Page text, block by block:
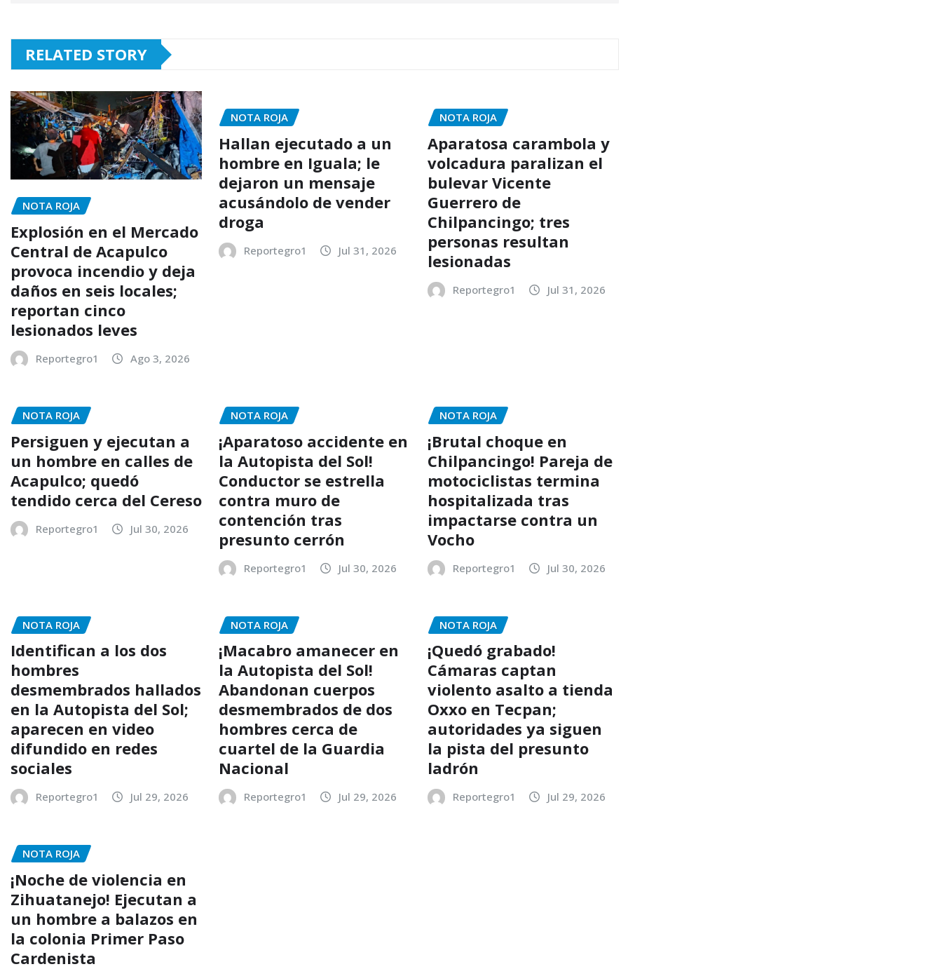
RELATED STORY
NOTA ROJA
Explosión en el Mercado
Central de Acapulco
provoca incendio y deja
daños en seis locales;
reportan cinco
lesionados leves
Reportegro1 Ago 3, 2026
NOTA ROJA
Hallan ejecutado a un
hombre en Iguala; le
dejaron un mensaje
acusándolo de vender
droga
Reportegro1 Jul 31, 2026
NOTA ROJA
Aparatosa carambola y
volcadura paralizan el
bulevar Vicente
Guerrero de
Chilpancingo; tres
personas resultan
lesionadas
Reportegro1 Jul 31, 2026
NOTA ROJA
Persiguen y ejecutan a
un hombre en calles de
Acapulco; quedó
tendido cerca del Cereso
Reportegro1 Jul 30, 2026
NOTA ROJA
¡Aparatoso accidente en
la Autopista del Sol!
Conductor se estrella
contra muro de
contención tras
presunto cerrón
Reportegro1 Jul 30, 2026
NOTA ROJA
¡Brutal choque en
Chilpancingo! Pareja de
motociclistas termina
hospitalizada tras
impactarse contra un
Vocho
Reportegro1 Jul 30, 2026
NOTA ROJA
Identifican a los dos
hombres
desmembrados hallados
en la Autopista del Sol;
aparecen en video
difundido en redes
sociales
Reportegro1 Jul 29, 2026
NOTA ROJA
¡Macabro amanecer en
la Autopista del Sol!
Abandonan cuerpos
desmembrados de dos
hombres cerca de
cuartel de la Guardia
Nacional
Reportegro1 Jul 29, 2026
NOTA ROJA
¡Quedó grabado!
Cámaras captan
violento asalto a tienda
Oxxo en Tecpan;
autoridades ya siguen
la pista del presunto
ladrón
Reportegro1 Jul 29, 2026
NOTA ROJA
¡Noche de violencia en
Zihuatanejo! Ejecutan a
un hombre a balazos en
la colonia Primer Paso
Cardenista